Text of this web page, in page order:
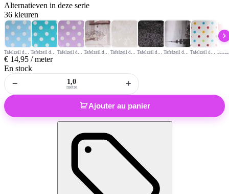
Alternatieven in deze serie
36 kleuren
€ 14,95 / meter
En stock
− mètre +
Ajouter au panier